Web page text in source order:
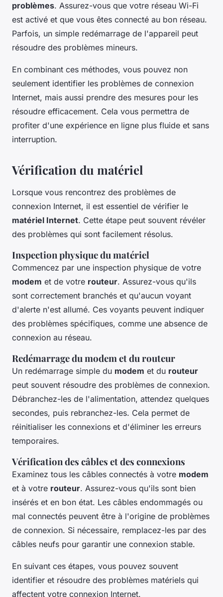
problèmes. Assurez-vous que votre réseau Wi-Fi
est activé et que vous êtes connecté au bon réseau.
Parfois, un simple redémarrage de l'appareil peut
résoudre des problèmes mineurs.
En combinant ces méthodes, vous pouvez non
seulement identifier les problèmes de connexion
Internet, mais aussi prendre des mesures pour les
résoudre efficacement. Cela vous permettra de
profiter d'une expérience en ligne plus fluide et sans
interruption.
Vérification du matériel
Lorsque vous rencontrez des problèmes de
connexion Internet, il est essentiel de vérifier le
matériel Internet. Cette étape peut souvent révéler
des problèmes qui sont facilement résolus.
Inspection physique du matériel
Commencez par une inspection physique de votre
modem et de votre routeur. Assurez-vous qu'ils
sont correctement branchés et qu'aucun voyant
d'alerte n'est allumé. Ces voyants peuvent indiquer
des problèmes spécifiques, comme une absence de
connexion au réseau.
Redémarrage du modem et du routeur
Un redémarrage simple du modem et du routeur
peut souvent résoudre des problèmes de connexion.
Débranchez-les de l'alimentation, attendez quelques
secondes, puis rebranchez-les. Cela permet de
réinitialiser les connexions et d'éliminer les erreurs
temporaires.
Vérification des câbles et des connexions
Examinez tous les câbles connectés à votre modem
et à votre routeur. Assurez-vous qu'ils sont bien
insérés et en bon état. Les câbles endommagés ou
mal connectés peuvent être à l'origine de problèmes
de connexion. Si nécessaire, remplacez-les par des
câbles neufs pour garantir une connexion stable.
En suivant ces étapes, vous pouvez souvent
identifier et résoudre des problèmes matériels qui
affectent votre connexion Internet.